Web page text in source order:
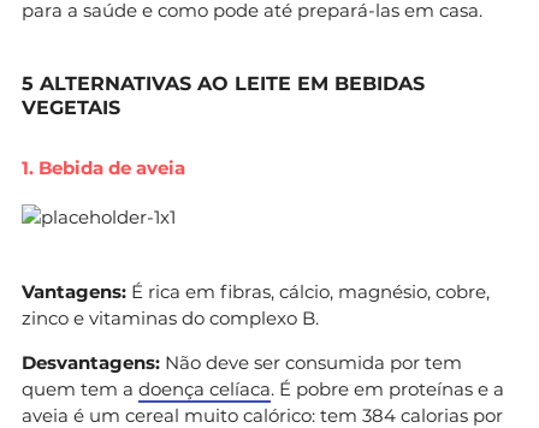
para a saúde e como pode até prepará-las em casa.
5 ALTERNATIVAS AO LEITE EM BEBIDAS
VEGETAIS
1. Bebida de aveia
Vantagens: É rica em fibras, cálcio, magnésio, cobre,
zinco e vitaminas do complexo B.
Desvantagens: Não deve ser consumida por tem
quem tem a doença celíaca. É pobre em proteínas e a
aveia é um cereal muito calórico: tem 384 calorias por